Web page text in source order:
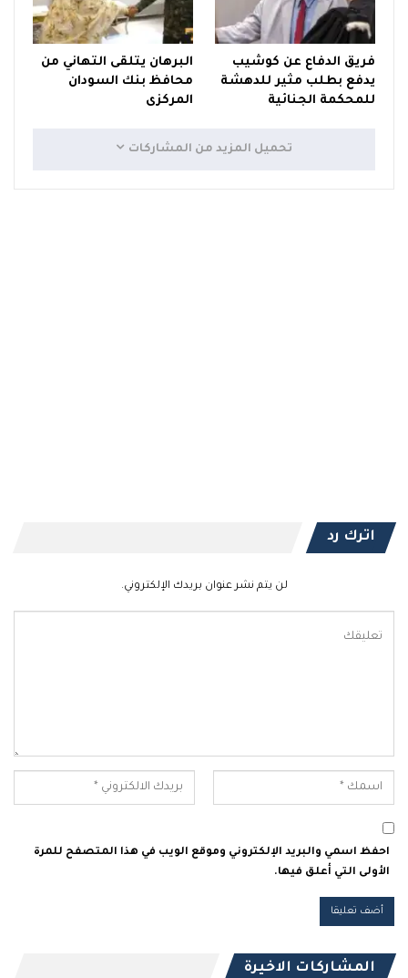
فريق الدفاع عن كوشيب
يدفع بطلب مثير للدهشة
للمحكمة الجنائية
البرهان يتلقى التهاني من
محافظ بنك السودان
المركزى
تحميل المزيد من المشاركات
اترك رد
لن يتم نشر عنوان بريدك الإلكتروني.
احفظ اسمي والبريد الإلكتروني وموقع الويب في هذا المتصفح للمرة
الأولى التي أعلق فيها.
المشاركات الاخيرة